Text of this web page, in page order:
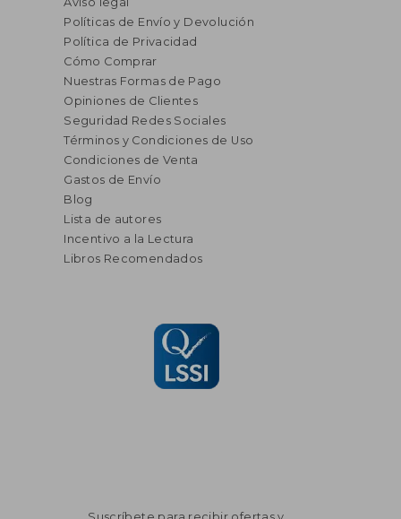
Políticas de Envío y Devolución
Política de Privacidad
Cómo Comprar
Nuestras Formas de Pago
Opiniones de Clientes
Seguridad Redes Sociales
Términos y Condiciones de Uso
Condiciones de Venta
Gastos de Envío
Blog
Lista de autores
Incentivo a la Lectura
Libros Recomendados